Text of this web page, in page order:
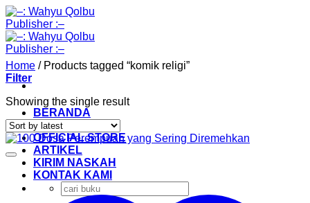
Skip
to
content
BERANDA
KATALOG
OFFICIAL STORE
ARTIKEL
KIRIM NASKAH
KONTAK KAMI
Search
for:
Home /Products tagged “komik religi”
Filter
Showing the single result